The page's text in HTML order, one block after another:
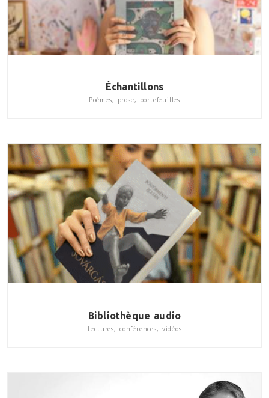
Échantillons
Poèmes, prose, portefeuilles
Bibliothèque audio
Lectures, conférences, vidéos